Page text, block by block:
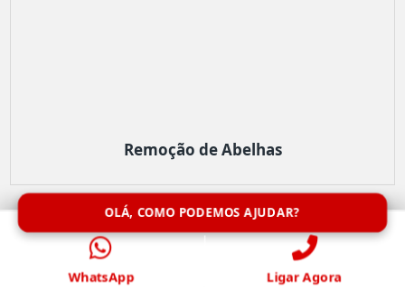
Remoção de Abelhas
OLÁ, COMO PODEMOS AJUDAR?
WhatsApp Ligar Agora